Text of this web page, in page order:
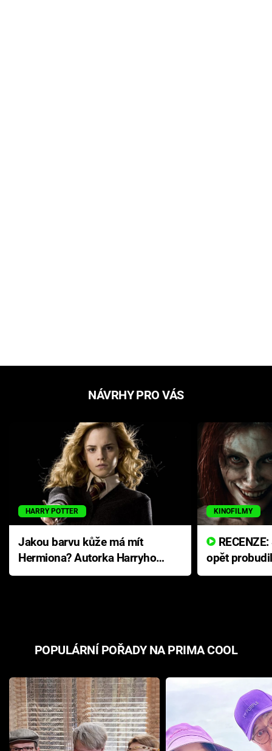
NÁVRHY PRO VÁS
HARRY POTTER
Jakou barvu kůže má mít
Hermiona? Autorka Harryho
Pottera přišla s ráznou
KINOFILMY
opět
přichází s
POPULÁRNÍ POŘADY NA PRIMA COOL